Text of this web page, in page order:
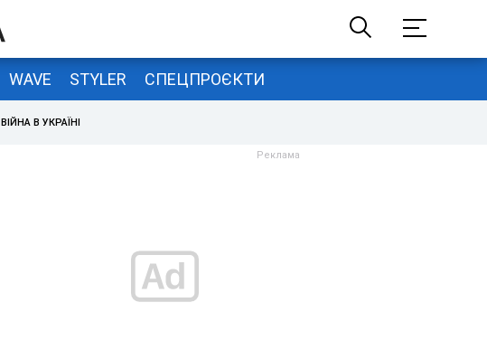
WAVE STYLER СПЕЦПРОЄКТИ
ВІЙНА В УКРАЇНІ